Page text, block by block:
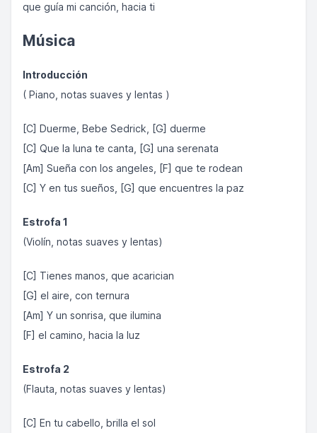
que guía mi canción, hacia ti
Música
Introducción
( Piano, notas suaves y lentas )
[C] Duerme, Bebe Sedrick, [G] duerme
[C] Que la luna te canta, [G] una serenata
[Am] Sueña con los angeles, [F] que te rodean
[C] Y en tus sueños, [G] que encuentres la paz
Estrofa 1
(Violín, notas suaves y lentas)
[C] Tienes manos, que acarician
[G] el aire, con ternura
[Am] Y un sonrisa, que ilumina
[F] el camino, hacia la luz
Estrofa 2
(Flauta, notas suaves y lentas)
[C] En tu cabello, brilla el sol